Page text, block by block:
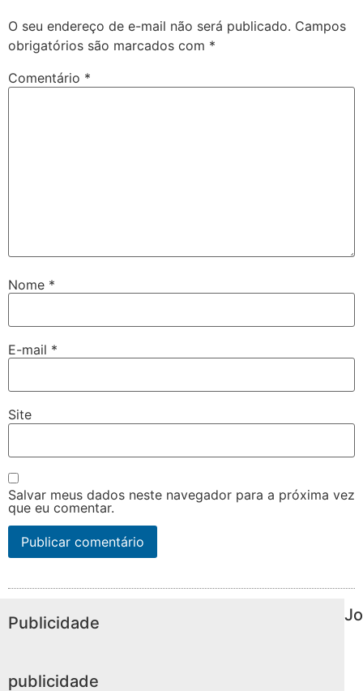
O seu endereço de e-mail não será publicado. Campos
obrigatórios são marcados com *
Comentário *
Nome *
E-mail *
Site
Salvar meus dados neste navegador para a próxima vez
que eu comentar.
Publicidade
publicidade
Jo